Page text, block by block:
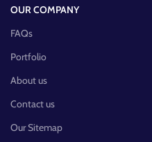
OUR COMPANY
FAQs
Portfolio
About us
Contact us
Our Sitemap